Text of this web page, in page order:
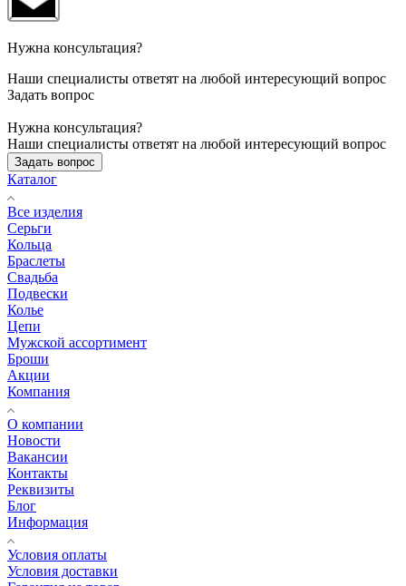
Нужна консультация?
Наши специалисты ответят на любой интересующий вопрос
Задать вопрос
Нужна консультация?
Наши специалисты ответят на любой интересующий вопрос
Задать вопрос
Каталог
Все изделия
Серьги
Кольца
Браслеты
Свадьба
Подвески
Колье
Цепи
Мужской ассортимент
Броши
Акции
Компания
О компании
Новости
Вакансии
Контакты
Реквизиты
Блог
Информация
Условия оплаты
Условия доставки